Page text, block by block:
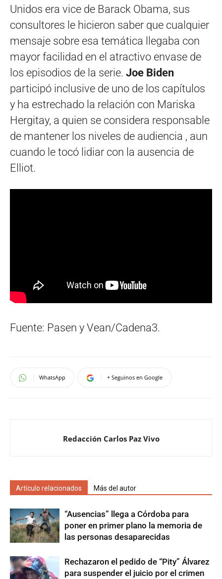
Unidos era vice de Barack Obama, sus
consultores le hicieron saber que cualquier
mensaje sobre esa temática llegaba con
mayor facilidad en el atractivo envase de
los episodios de la serie. Joe Biden
participó inclusive de uno de los capítulos
y ha estrechado la relación con Mariska
Hergitay, a quien se considera responsable
de mantener los niveles de audiencia , aun
cuando le tocó lidiar con la ausencia de
Elliot.
Fuente: Pasen y Vean/Cadena3.
WhatsApp + Seguinos en Google
Redacción Carlos Paz Vivo
Artículo relacionados Más del autor
“Ausencias” llega a Córdoba para
poner en primer plano la memoria de
las personas desaparecidas
Rechazaron el pedido de “Pity” Álvarez
para suspender el juicio por el crimen